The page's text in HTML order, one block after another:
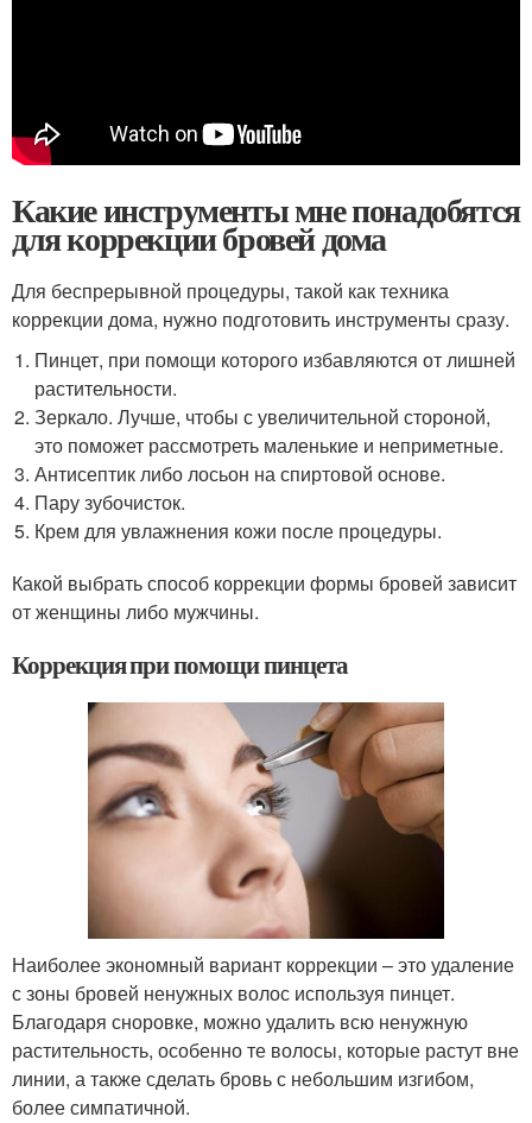
Какие инструменты мне понадобятся
для коррекции бровей дома
Для беспрерывной процедуры, такой как техника
коррекции дома, нужно подготовить инструменты сразу.
Пинцет, при помощи которого избавляются от лишней
растительности.
Зеркало. Лучше, чтобы с увеличительной стороной,
это поможет рассмотреть маленькие и неприметные.
Антисептик либо лосьон на спиртовой основе.
Пару зубочисток.
Крем для увлажнения кожи после процедуры.
Какой выбрать способ коррекции формы бровей зависит
от женщины либо мужчины.
Коррекция при помощи пинцета
Наиболее экономный вариант коррекции – это удаление
с зоны бровей ненужных волос используя пинцет.
Благодаря сноровке, можно удалить всю ненужную
растительность, особенно те волосы, которые растут вне
линии, а также сделать бровь с небольшим изгибом,
более симпатичной.